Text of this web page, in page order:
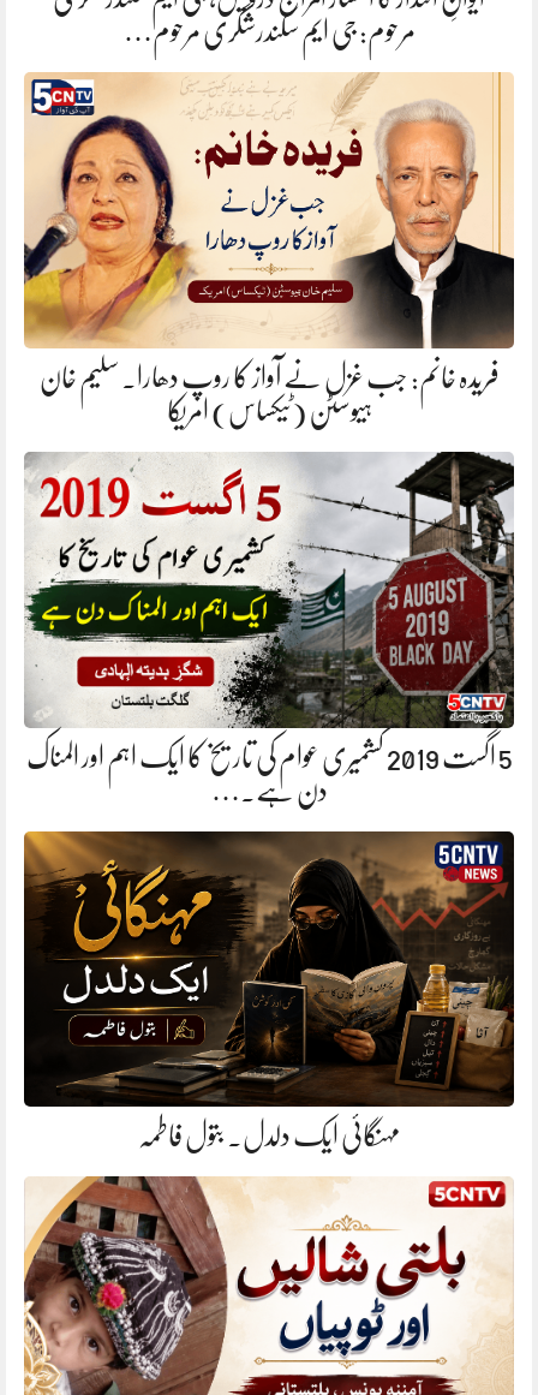
مرحوم: جی ایم سکندرشگری مرحوم…
فریدہ خانم: جب غزل نے آواز کا روپ دھارا. سلیم خان
ہیوسٹن (ٹیکساس) امریکا
5 اگست 2019 کشمیری عوام کی تاریخ کا ایک اہم اور المناک
دن ہے.…
مہنگائی ایک دلدل. بتول فاطمہ